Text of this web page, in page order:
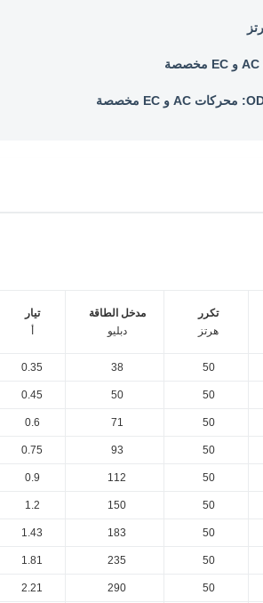
تكرر
هرتز
مدخل الطاقة
دبليو
تيار
50
38
0.35
50
50
0.45
50
71
0.6
50
93
0.75
50
112
0.9
50
150
1.2
50
183
1.43
50
235
1.81
50
290
2.21